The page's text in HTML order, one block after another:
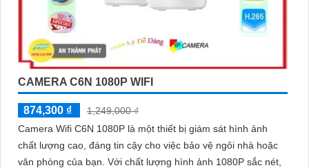
CAMERA C6N 1080P WIFI
874,300 ₫
1,249,000 ₫
Camera Wifi C6N 1080P là một thiết bị giám sát hình ảnh
chất lượng cao, đáng tin cậy cho việc bảo vệ ngôi nhà hoặc
văn phòng của bạn. Với chất lượng hình ảnh 1080P sắc nét,